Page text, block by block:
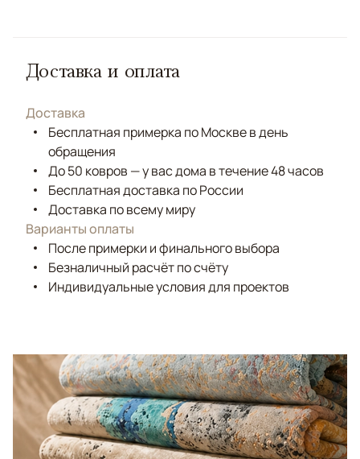
Доставка и оплата
Доставка
Бесплатная примерка по Москве в день
обращения
До 50 ковров — у вас дома в течение 48 часов
Бесплатная доставка по России
Доставка по всему миру
Варианты оплаты
После примерки и финального выбора
Безналичный расчёт по счёту
Индивидуальные условия для проектов